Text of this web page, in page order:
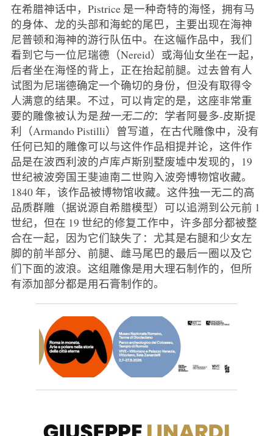
在希腊神话中，Pistrice 是一种奇特的海怪，拥有马
的身体、龙的头部和海蛇的尾巴，主要出现在海神
尼普顿和海神的游行队伍中。在这幅作品中，我们
看到它与一位尼瑞德（Nereid）或海仙女坐在一起，
后者坐在海怪的背上，正在抬起前腿。过去曾有人
试图为尼瑞德确定一个确切的身份，但没有取得令
人满意的结果。不过，可以肯定的是，这座非常重
要的雕像被认为是独一无二的：学者阿曼多-皮斯提
利（Armando Pistilli）曾写道，在古代雕像中，没有
任何已知的雕像可以与这件作品相提并论，这件作
品是在波西利波的卢库卢斯别墅废墟中发现的，19
世纪被波旁国王斐迪南二世购入波旁博物馆收藏。
1840 年，该作品被博物馆收藏。这件独一无二的高
品质群雕（据说源自希腊模型）可以追溯到公元前 1
世纪，但在 19 世纪的修复工作中，许多部分都被整
合在一起，因为它们缺失了：尤其是右腿和少女左
脚的前半部分、前腿、雌马尾巴的最后一圈以及它
们下面的波浪。这组雕像是用大理石制作的，但所
有添加部分都是用石膏制作的。